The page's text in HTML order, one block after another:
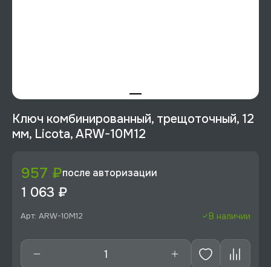
Ключ комбинированный, трещоточный, 12
мм, Licota, ARW-10M12
957 ₽после авторизации
1 063 ₽
Арт: ARW-10M12 В наличии